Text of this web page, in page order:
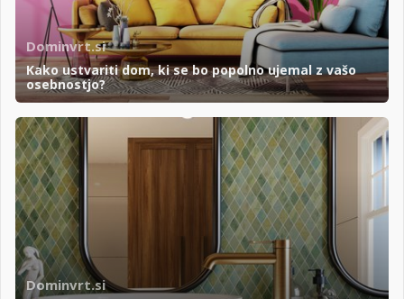
Dominvrt.si
Kako ustvariti dom, ki se bo popolno ujemal z vašo
osebnostjo?
Dominvrt.si